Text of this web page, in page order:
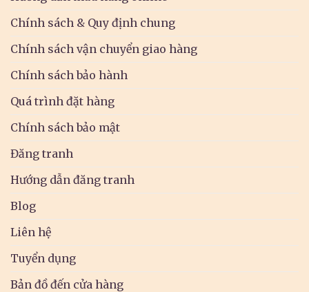
Chính sách & Quy định chung
Chính sách vận chuyển giao hàng
Chính sách bảo hành
Quá trình đặt hàng
Chính sách bảo mật
Đăng tranh
Hướng dẫn đăng tranh
Blog
Liên hệ
Tuyển dụng
Bản đồ đến cửa hàng